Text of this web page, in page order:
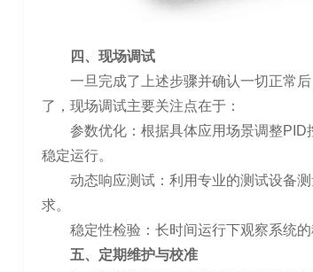
四、现场调试
一旦完成了上述步骤并确认一切正常
了，现场调试主要关注点在于：
参数优化：根据具体应用场景调整
稳定运行。
动态响应测试：利用专业的测试设备
求。
稳定性检验：长时间运行下观察系统
五、定期维护与校准